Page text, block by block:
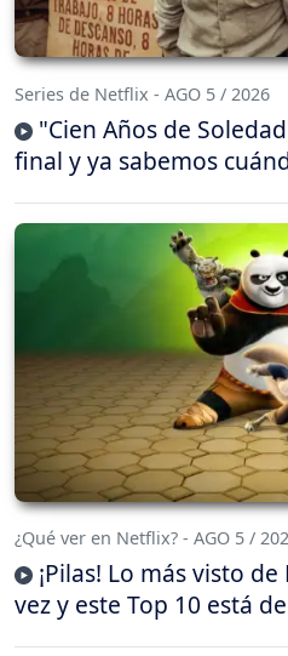
Series de Netflix - AGO 5 / 2026
"Cien Años de
final y ya sabemos
¿Qué ver en Netflix? - AGO 5 /
¡Pilas! Lo más visto
vez y este Top 10 está